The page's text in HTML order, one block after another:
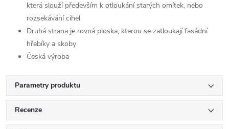
která slouží především k otloukání starých omítek, nebo
rozsekávání cihel
Druhá strana je rovná ploska, kterou se zatloukají fasádní
hřebíky a skoby
Česká výroba
Parametry produktu
Recenze